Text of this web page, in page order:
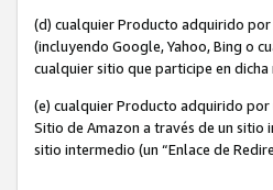
(d) cualquier Producto adquirido
(incluyendo Google, Yahoo, Bing o
cualquier sitio que participe en
(e) cualquier Producto adquirido por
Sitio de Amazon a través de un sitio
sitio intermedio (un “Enlace de